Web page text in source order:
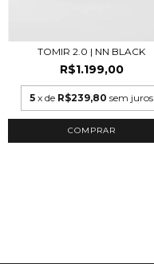
TOMIR 2.0 | NN BLACK
R$1.199,00
5 x de R$239,80 sem juros
COMPRAR